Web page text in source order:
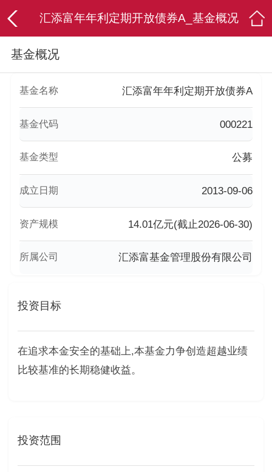
汇添富年年利定期开放债券A_基金概况
基金概况
基金名称 汇添富年年利定期开放债券A
基金代码 000221
基金类型 公募
成立日期 2013-09-06
资产规模 14.01亿元(截止2026-06-30)
所属公司 汇添富基金管理股份有限公司
投资目标
在追求本金安全的基础上,本基金力争创造超越业绩
比较基准的长期稳健收益。
投资范围